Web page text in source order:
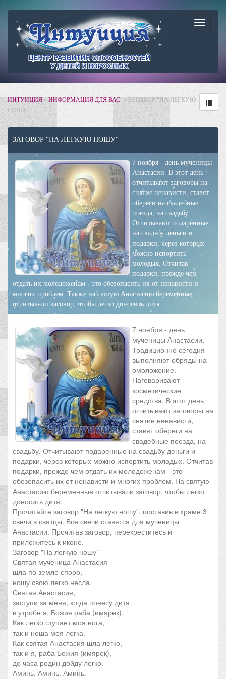
ИНТУИЦИЯ»ИНФОРМАЦИЯ ДЛЯ ВАС.» ЗАГОВОР "НА ЛЕГКУЮ
НОШУ"
ЗАГОВОР "НА ЛЕГКУЮ НОШУ"
7 ноября - день мученицы
Анастасии. В этот день
отчитывают заговоры на
снятие ненависти, ставят
обереги на свадебные
поезда, на свадьбу.
Отчитывают подаренные
на свадьбу деньги и
подарки, через которых
можно испортить
молодых. Отчитав
подарки, прежде чем
отдать их молодоженам - это обезопасить их от ненависти и
многих проблем. Также на святую Анастасию беременные
отчитывали заговор, чтобы легко доносить дитя.
7 ноября - день
мученицы Анастасии.
Традиционно сегодня
выполняют обряды на
омоложение.
Наговаривают
косметические
средства. В этот день
отчитывают заговоры на
снятие ненависти,
ставят обереги на
свадебные поезда, на
свадьбу. Отчитывают подаренные на свадьбу деньги и
подарки, через которых можно испортить молодых. Отчитав
подарки, прежде чем отдать их молодоженам - это
обезопасить их от ненависти и многих проблем. На святую
Анастасию беременные отчитывали заговор, чтобы легко
доносить дитя.
Прочитайте заговор "На легкую ношу", поставив в храме 3
свечи в святцы. Все свечи ставятся для мученицы
Анастасии. Прочитав заговор, перекреститесь и
приложитесь к иконе.
Заговор "На легкую ношу"
Святая мученица Анастасия
шла по земле споро,
ношу свою легко несла.
Святая Анастасия,
заступи за меня, когда понесу дитя
в утробе я, Божия раба (имярек).
Как легко ступает моя нога,
так и ноша моя легка.
Как святая Анастасия шла легко,
так и я, раба Божия (имярек),
до часа родин дойду легко.
Аминь. Аминь. Аминь.